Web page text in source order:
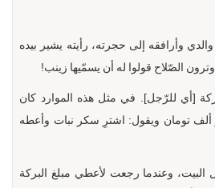
وأرافقه إلى حجرته، رأيته يشير بيده
الصّلاح قولوا له أن يسمّيها زينب!
[أي للرّجل]. في مثل هذه الموارد كان
تومان ويقول: اشترِ سكر نبات وأعطه
وعندما رجعت لأعطي مبلغ البركة